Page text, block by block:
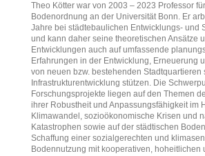
Theo Kötter war von 2003 – 2023 Professor
Bodenordnung an der Universität Bonn. Er
Jahre bei städtebaulichen Entwicklungs- und
und kann daher seine theoretischen Ansätze
Entwicklungen auch auf umfassende
Erfahrungen in der Entwicklung, Erneuerung
von neuen bzw. bestehenden Stadtquartieren
Infrastrukturentwicklung stützen. Die
Forschungsprojekte liegen auf den Themen
ihrer Robustheit und Anpassungsfähigkeit im
Klimawandel, sozioökonomische Krisen und
Katastrophen sowie auf der städtischen
Schaffung einer sozialgerechten und
Bodennutzung mit kooperativen, hoheitlichen